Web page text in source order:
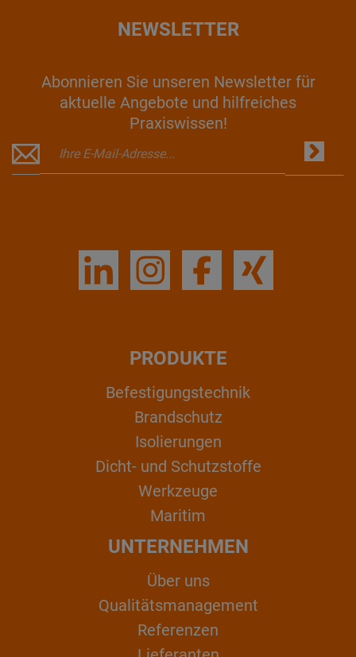
NEWSLETTER
Abonnieren Sie unseren Newsletter für
aktuelle Angebote und hilfreiches
Praxiswissen!
PRODUKTE
Befestigungstechnik
Brandschutz
Isolierungen
Dicht- und Schutzstoffe
Werkzeuge
Maritim
UNTERNEHMEN
Über uns
Qualitätsmanagement
Referenzen